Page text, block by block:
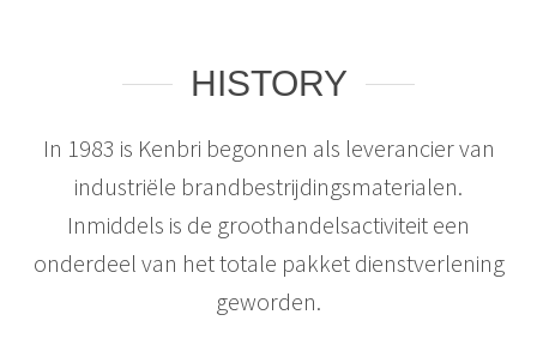
HISTORY
In 1983 is Kenbri begonnen als leverancier van
industriële brandbestrijdingsmaterialen.
Inmiddels is de groothandelsactiviteit een
onderdeel van het totale pakket dienstverlening
geworden.